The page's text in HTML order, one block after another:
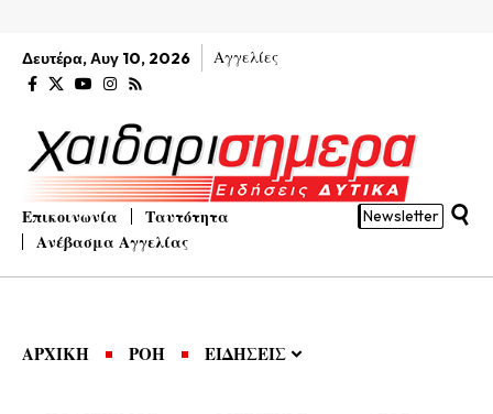
Δευτέρα, Αυγ 10, 2026 Αγγελίες
Επικοινωνία
Ταυτότητα
Ανέβασμα Αγγελίας
Newsletter
ΑΡΧΙΚΗ ΡΟΗ ΕΙΔΗΣΕΙΣ